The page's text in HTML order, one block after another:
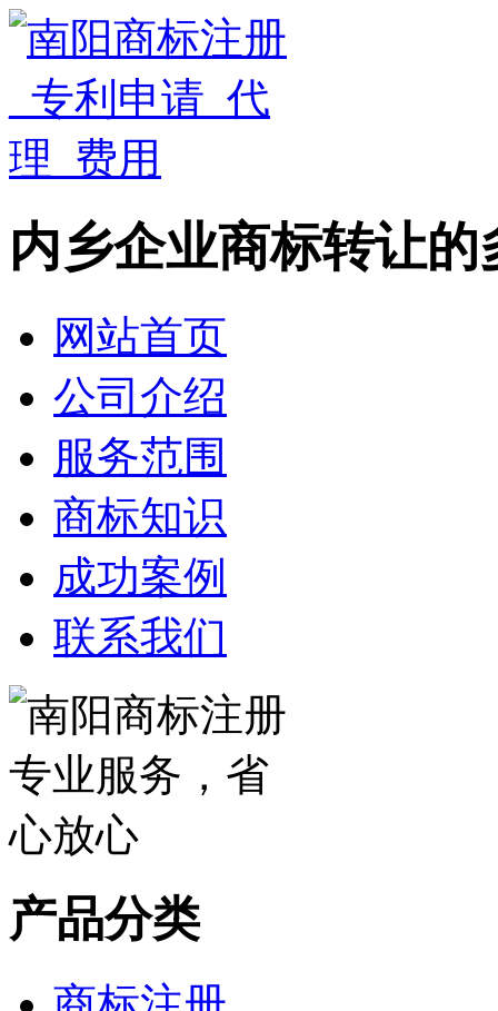
内乡企业商标转让
网站首页
公司介绍
服务范围
商标知识
成功案例
联系我们
产品分类